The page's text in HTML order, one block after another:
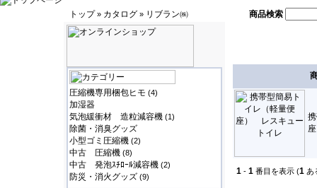
トップ» カタログ » リブラン㈱ 商品検索
圧縮機専用梱包ヒモ (4)
加湿器
気泡緩衝材 造粒減容機 (1)
除菌・消臭グッズ
小型ゴミ圧縮機 (2)
中古 圧縮機 (8)
中古 発泡ｽﾁﾛｰﾙ減容機 (2)
防災・消火グッズ (9)
1 - 1 番目を表示 (1 あ